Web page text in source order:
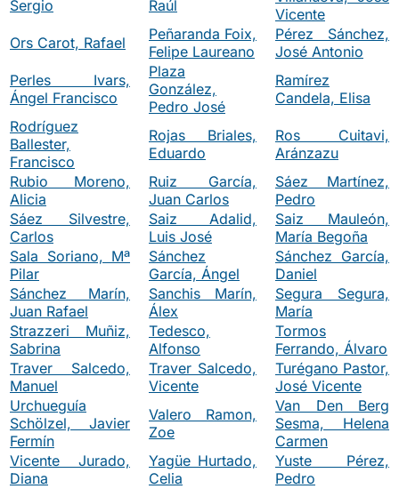
Sergio
Raúl
Vicente
Ors Carot, Rafael
Peñaranda Foix,
Felipe Laureano
Pérez Sánchez,
José Antonio
Perles Ivars,
Ángel Francisco
Plaza
González,
Pedro José
Ramírez
Candela, Elisa
Rodríguez
Ballester,
Francisco
Rojas Briales,
Eduardo
Ros Cuitavi,
Aránzazu
Rubio Moreno,
Alicia
Ruiz García,
Juan Carlos
Sáez Martínez,
Pedro
Sáez Silvestre,
Carlos
Saiz Adalid,
Luis José
Saiz Mauleón,
María Begoña
Sala Soriano, Mª
Pilar
Sánchez
García, Ángel
Sánchez García,
Daniel
Sánchez Marín,
Juan Rafael
Sanchis Marín,
Álex
Segura Segura,
María
Strazzeri Muñiz,
Sabrina
Tedesco,
Alfonso
Tormos
Ferrando, Álvaro
Traver Salcedo,
Manuel
Traver Salcedo,
Vicente
Turégano Pastor,
José Vicente
Urchueguía
Schölzel, Javier
Fermín
Valero Ramon,
Zoe
Van Den Berg
Sesma, Helena
Carmen
Vicente Jurado,
Diana
Yagüe Hurtado,
Celia
Yuste Pérez,
Pedro